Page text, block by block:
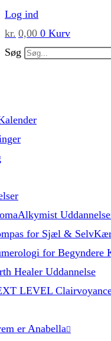
Skip
to
content
Log ind
kr. 0,00 0 Kurv
Søg
for Sjæl &
for Begyndere
Healer Uddannelse
LEVEL
er Anabella